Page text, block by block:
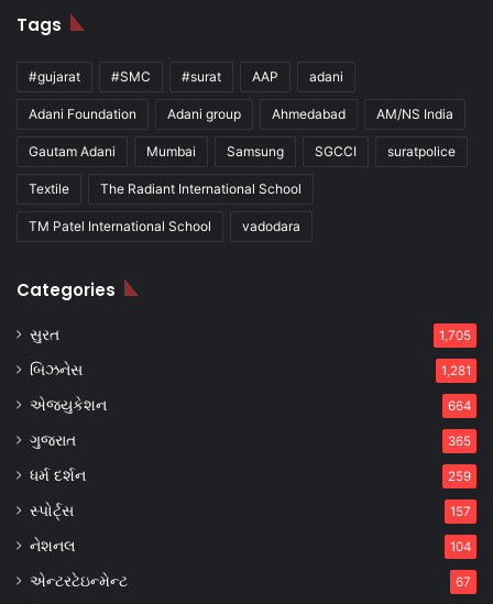
Tags
#gujarat #SMC #surat AAP adani
Adani Foundation Adani group Ahmedabad AM/NS India
Gautam Adani Mumbai Samsung SGCCI suratpolice
Textile The Radiant International School
TM Patel International School vadodara
Categories
સુરત 1,705
બિઝનેસ 1,281
એજ્યુકેશન 664
ગુજરાત 365
ધર્મ દર્શન 259
સ્પોર્ટ્સ 157
નેશનલ 104
એન્ટરટેઇન્મેન્ટ 67